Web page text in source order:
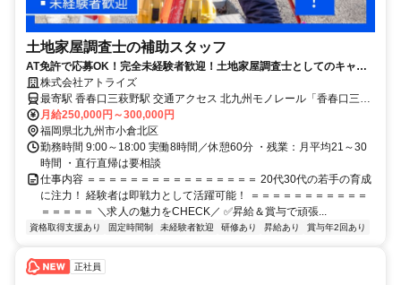
土地家屋調査士の補助スタッフ
AT免許で応募OK！完全未経験者歓迎！土地家屋調査士としてのキャリ
ア形成を目指せる
株式会社アトライズ
最寄駅 香春口三萩野駅 交通アクセス 北九州モノレール「香春口三萩
野駅」より徒歩5分
月給250,000円～300,000円
福岡県北九州市小倉北区
勤務時間 9:00～18:00 実働8時間／休憩60分 ・残業：月平均21～30
時間 ・直行直帰は要相談
仕事内容 ＝＝＝＝＝＝＝＝＝＝＝＝＝＝＝＝ 20代30代の若手の育成
に注力！ 経験者は即戦力として活躍可能！ ＝＝＝＝＝＝＝＝＝＝＝
＝＝＝＝＝ ＼求人の魅力をCHECK／ ✅昇給＆賞与で頑張...
資格取得支援あり 固定時間制 未経験者歓迎 研修あり 昇給あり 賞与年2回あり
正社員